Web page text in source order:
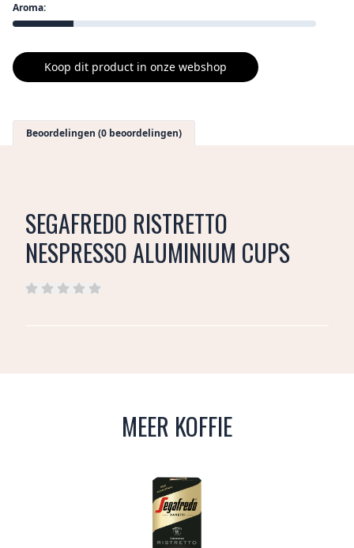
Aroma:
Koop dit product in onze webshop
Beoordelingen (0 beoordelingen)
SEGAFREDO RISTRETTO
NESPRESSO ALUMINIUM CUPS
MEER KOFFIE